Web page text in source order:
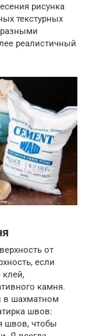
рисунка
текстурных
реалистичный
от
если
клей,
камня.
в шахматном
швов:
швов, чтобы